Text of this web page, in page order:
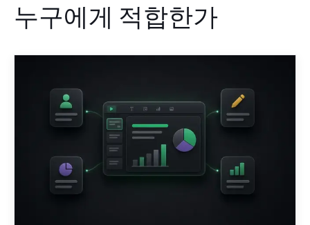
누구에게 적합한가